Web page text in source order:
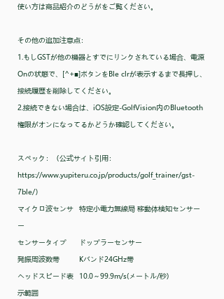
使い方は商品紹介のどうがをご覧ください。
その他の追加注意点：
1.もしGSTが他の機器とすでにリンクされている場合、電源
Onの状態で、[^+■]ボタンをBle clrが表示するまで長押し、
接続履歴を削除してください。
2.接続できない場合は、iOS設定-GolfVision内のBluetooth
権限がオンになってるかどうか確認してください。
スペック：（公式サイト引用：
https://www.yupiteru.co.jp/products/golf_trainer/gst-
7ble/）
マイクロ波センサ
ー
特定小電力無線局 移動体検知センサー
センサータイプ
ドップラーセンサー
発振周波数帯
Kバンド24GHz帯
ヘッドスピード表
示範囲
10.0～99.9m/s(メートル/秒)